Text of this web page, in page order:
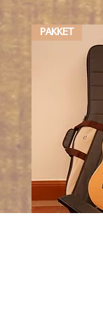
PAKKET